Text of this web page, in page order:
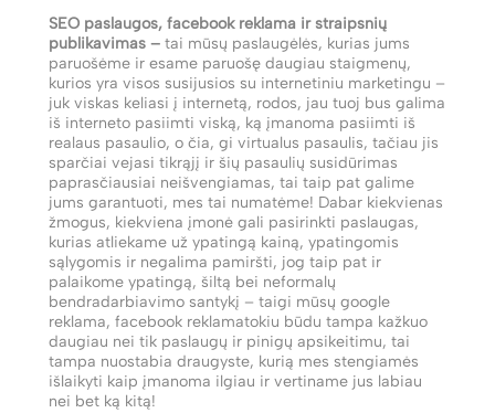
SEO paslaugos, facebook reklama ir straipsnių
publikavimas – tai mūsų paslaugėlės, kurias jums
paruošėme ir esame paruošę daugiau staigmenų,
kurios yra visos susijusios su internetiniu marketingu –
juk viskas keliasi į internetą, rodos, jau tuoj bus galima
iš interneto pasiimti viską, ką įmanoma pasiimti iš
realaus pasaulio, o čia, gi virtualus pasaulis, tačiau jis
sparčiai vejasi tikrąjį ir šių pasaulių susidūrimas
paprasčiausiai neišvengiamas, tai taip pat galime
jums garantuoti, mes tai numatėme! Dabar kiekvienas
žmogus, kiekviena įmonė gali pasirinkti paslaugas,
kurias atliekame už ypatingą kainą, ypatingomis
sąlygomis ir negalima pamiršti, jog taip pat ir
palaikome ypatingą, šiltą bei neformalų
bendradarbiavimo santykį – taigi mūsų google
reklama, facebook reklamatokiu būdu tampa kažkuo
daugiau nei tik paslaugų ir pinigų apsikeitimu, tai
tampa nuostabia draugyste, kurią mes stengiamės
išlaikyti kaip įmanoma ilgiau ir vertiname jus labiau
nei bet ką kitą!